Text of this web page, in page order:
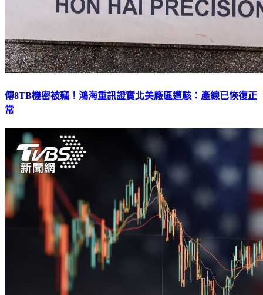
傳8TB機密被竊！鴻海重訊證實北美廠區遭駭：產線已恢復正
常